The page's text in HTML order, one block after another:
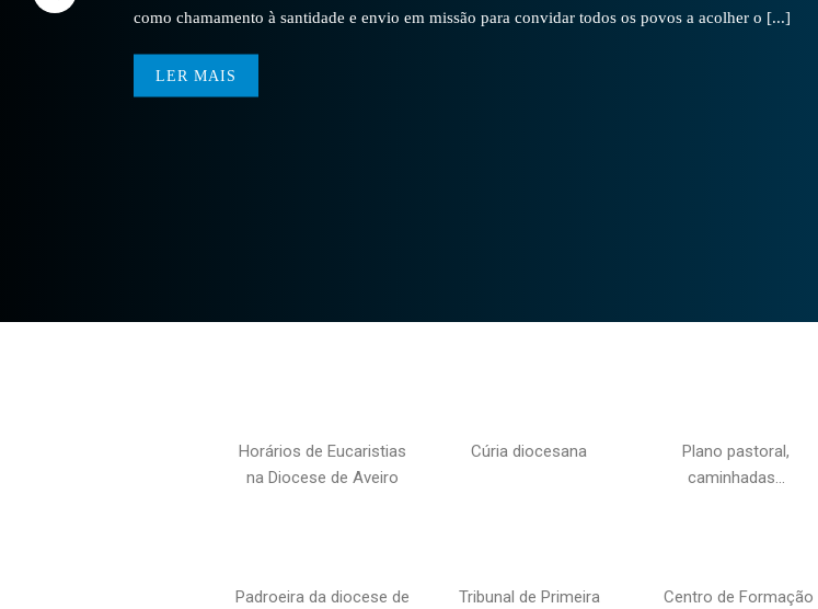
como chamamento à santidade e envio em missão para convidar todos os povos a acolher o [...]
LER MAIS
Horários de Eucaristias
na Diocese de Aveiro
Cúria diocesana
Plano pastoral,
caminhadas…
Padroeira da diocese de
Tribunal de Primeira
Centro de Formação